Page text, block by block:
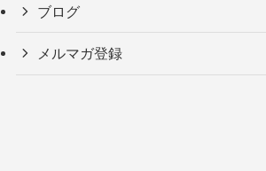
ブログ
メルマガ登録